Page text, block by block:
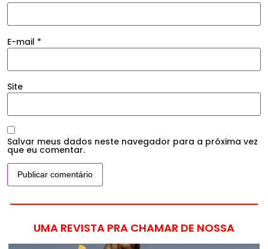
E-mail *
Site
Salvar meus dados neste navegador para a próxima vez
que eu comentar.
UMA REVISTA PRA CHAMAR DE NOSSA